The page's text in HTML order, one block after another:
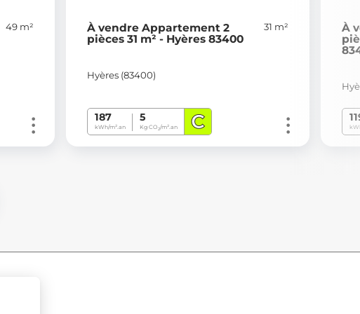
49 m²
À vendre Appartement 2
pièces 31 m² - Hyères 83400
31 m²
Hyères (83400)
187
kWh/m².an
5
Kg CO2/m².an C
À